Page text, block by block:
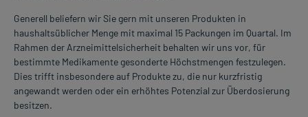
Generell beliefern wir Sie gern mit unseren Produkten in
haushaltsüblicher Menge mit maximal 15 Packungen im Quartal. Im
Rahmen der Arzneimittelsicherheit behalten wir uns vor, für
bestimmte Medikamente gesonderte Höchstmengen festzulegen.
Dies trifft insbesondere auf Produkte zu, die nur kurzfristig
angewandt werden oder ein erhöhtes Potenzial zur Überdosierung
besitzen.